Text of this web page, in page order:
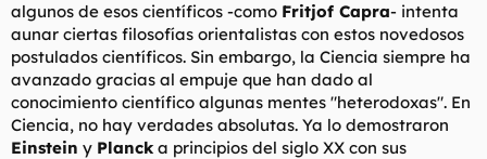
algunos de esos científicos -como Fritjof Capra- intenta
aunar ciertas filosofías orientalistas con estos novedosos
postulados científicos. Sin embargo, la Ciencia siempre ha
avanzado gracias al empuje que han dado al
conocimiento científico algunas mentes "heterodoxas". En
Ciencia, no hay verdades absolutas. Ya lo demostraron
Einstein y Planck a principios del siglo XX con sus